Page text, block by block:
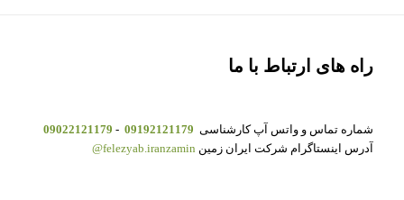
راه های ارتباط با ما
شماره تماس و واتس آپ کارشناسی 09192121179
-
09022121179
آدرس اینستاگرام شرکت ایران زمین felezyab.iranzamin@